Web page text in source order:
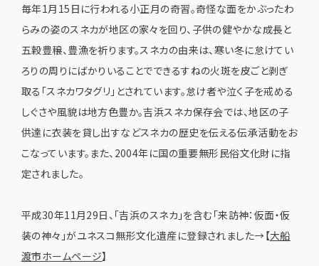
毎年1月15日に行われる小正月の奇習。奇怪な面をかぶったわ
らみの姿のスネカが地区の家々を回り、子供の健やかな成長と
五穀豊穣、豊漁を祈ります。スネカの由来は、寒い冬に怠けてい
ろりの周りにばかりいることでできるすねの火斑を皮ごと剥ぎ
取る「スネカワタグリ」とされています。怠け者や泣く子を戒める
しぐさや風貌は地方色豊か。吉浜スネカ保存会では、地区の子
供達に衣装を貸し出すなどスネカの歴史を伝える伝承活動をお
こなっています。また、2004年に国の重要無形民俗文化財に指
定されました。
平成30年11月29日、「吉浜のスネカ」を含む「来訪神：仮面・仮
装の神々」がユネスコ無形文化遺産に登録されました→【大船
渡市ホームページ】